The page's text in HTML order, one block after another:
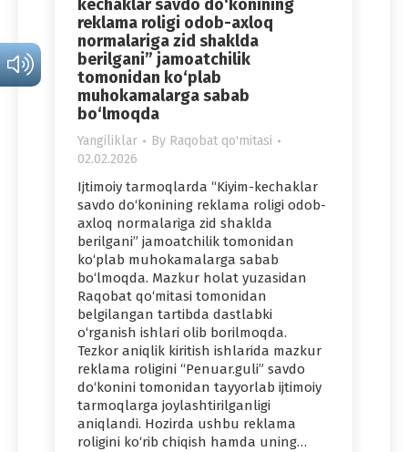
kechaklar savdo do‘konining
reklama roligi odob-axloq
normalariga zid shaklda
berilgani” jamoatchilik
tomonidan ko‘plab
muhokamalarga sabab
bo‘lmoqda
Yangiliklar By Raqobat qo'mitasi
02.02.2026
Ijtimoiy tarmoqlarda “Kiyim-kechaklar
savdo do‘konining reklama roligi odob-
axloq normalariga zid shaklda
berilgani” jamoatchilik tomonidan
ko‘plab muhokamalarga sabab
bo‘lmoqda. Mazkur holat yuzasidan
Raqobat qo‘mitasi tomonidan
belgilangan tartibda dastlabki
o‘rganish ishlari olib borilmoqda.
Tezkor aniqlik kiritish ishlarida mazkur
reklama roligini “Penuar.guli” savdo
do‘konini tomonidan tayyorlab ijtimoiy
tarmoqlarga joylashtirilganligi
aniqlandi. Hozirda ushbu reklama
roligini ko‘rib chiqish hamda uning…